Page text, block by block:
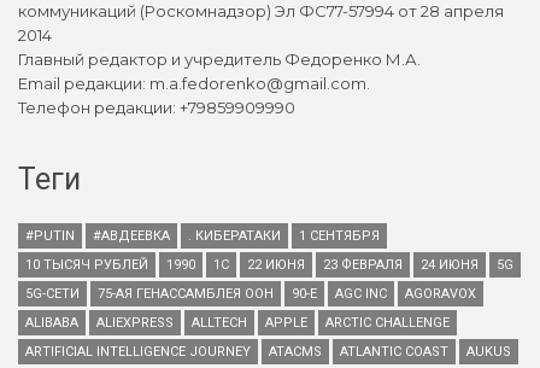
коммуникаций (Роскомнадзор) Эл ФС77-57994 от 28 апреля
2014
Главный редактор и учредитель Федоренко М.А.
Email редакции: m.a.fedorenko@gmail.com.
Телефон редакции: +79859909990
Теги
#PUTIN #АВДЕЕВКА . КИБЕРАТАКИ
1 СЕНТЯБРЯ
10 ТЫСЯЧ РУБЛЕЙ
1990 1С 22 ИЮНЯ 23 ФЕВРАЛЯ 24 ИЮНЯ
5G
5G-СЕТИ
75-АЯ ГЕНАССАМБЛЕЯ ООН 90-Е AGC INC
AGORAVOX
ALIBABA
ALIEXPRESS ALLTECH APPLE
ARCTIC CHALLENGE
ARTIFICIAL INTELLIGENCE JOURNEY
ATACMS ATLANTIC COAST
AUKUS